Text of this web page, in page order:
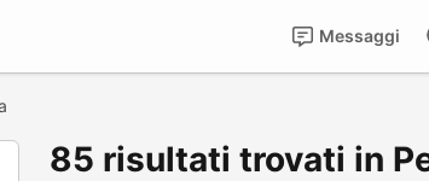
Messaggi
85 risultati trovati in